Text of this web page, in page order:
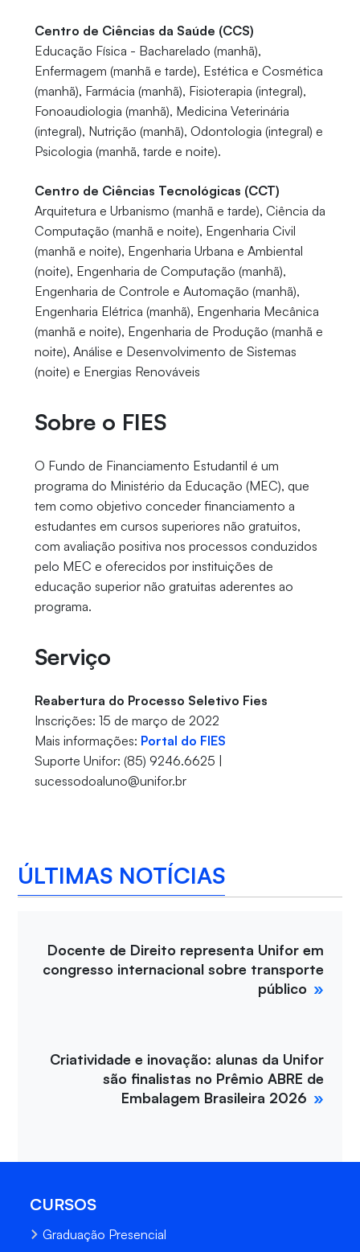
Centro de Ciências da Saúde (CCS)
Educação Física - Bacharelado (manhã),
Enfermagem (manhã e tarde), Estética e Cosmética
(manhã), Farmácia (manhã), Fisioterapia (integral),
Fonoaudiologia (manhã), Medicina Veterinária
(integral), Nutrição (manhã), Odontologia (integral) e
Psicologia (manhã, tarde e noite).
Centro de Ciências Tecnológicas (CCT)
Arquitetura e Urbanismo (manhã e tarde), Ciência da
Computação (manhã e noite), Engenharia Civil
(manhã e noite), Engenharia Urbana e Ambiental
(noite), Engenharia de Computação (manhã),
Engenharia de Controle e Automação (manhã),
Engenharia Elétrica (manhã), Engenharia Mecânica
(manhã e noite), Engenharia de Produção (manhã e
noite), Análise e Desenvolvimento de Sistemas
(noite) e Energias Renováveis
Sobre o FIES
O Fundo de Financiamento Estudantil é um
programa do Ministério da Educação (MEC), que
tem como objetivo conceder financiamento a
estudantes em cursos superiores não gratuitos,
com avaliação positiva nos processos conduzidos
pelo MEC e oferecidos por instituições de
educação superior não gratuitas aderentes ao
programa.
Serviço
Reabertura do Processo Seletivo Fies
Inscrições: 15 de março de 2022
Mais informações: Portal do FIES
Suporte Unifor: (85) 9246.6625 |
sucessodoaluno@unifor.br
ÚLTIMAS NOTÍCIAS
Docente de Direito representa Unifor em
congresso internacional sobre transporte
público
Criatividade e inovação: alunas da Unifor
são finalistas no Prêmio ABRE de
Embalagem Brasileira 2026
CURSOS
Graduação Presencial